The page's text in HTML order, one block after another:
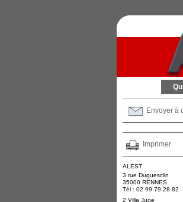
Envoyer à
Imprimer
ALEST
3 rue Duguesclin
35000 RENNES
Tél : 02 99 79 28 82
2 Villa Juge